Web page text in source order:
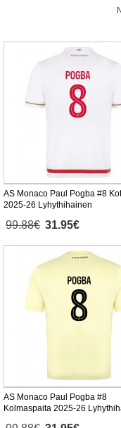
AS Monaco Paul Pogba #8
2025-26 Lyhythihainen
99.88€ 31.95€
AS Monaco Paul Pogba #8
Kolmaspaita 2025-26